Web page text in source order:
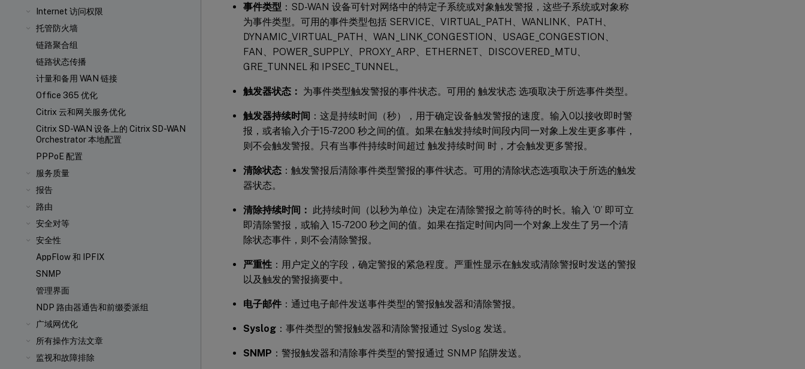
Internet 访问权限
托管防火墙
链路聚合组
链路状态传播
计量和备用 WAN 链接
Office 365 优化
Citrix 云和网关服务优化
Citrix SD-WAN 设备上的 Citrix SD-WAN
Orchestrator 本地配置
PPPoE 配置
服务质量
报告
路由
安全对等
安全性
AppFlow 和 IPFIX
SNMP
管理界面
NDP 路由器通告和前缀委派组
广域网优化
所有操作方法文章
监视和故障排除
事件类型 ：SD-WAN 设备可针对网络中的特定子系统或对象触发警报，这些子系统或对象称
为事件类型。可用的事件类型包括 SERVICE、VIRTUAL_PATH、WANLINK、PATH、
DYNAMIC_VIRTUAL_PATH、WAN_LINK_CONGESTION、USAGE_CONGESTION、
FAN、POWER_SUPPLY、PROXY_ARP、ETHERNET、DISCOVERED_MTU、
GRE_TUNNEL 和 IPSEC_TUNNEL。
触发器状态： 为事件类型触发警报的事件状态。可用的 触发状态 选项取决于所选事件类型。
触发器持续时间 ：这是持续时间（秒），用于确定设备触发警报的速度。输入0以接收即时警
报，或者输入介于15-7200 秒之间的值。如果在触发持续时间段内同一对象上发生更多事件，
则不会触发警报。只有当事件持续时间超过 触发持续时间 时，才会触发更多警报。
清除状态 ：触发警报后清除事件类型警报的事件状态。可用的清除状态选项取决于所选的触发
器状态。
清除持续时间： 此持续时间（以秒为单位）决定在清除警报之前等待的时长。输入 ‘0’ 即可立
即清除警报，或输入 15-7200 秒之间的值。如果在指定时间内同一个对象上发生了另一个清
除状态事件，则不会清除警报。
严重性 ：用户定义的字段，确定警报的紧急程度。严重性显示在触发或清除警报时发送的警报
以及触发的警报摘要中。
电子邮件 ：通过电子邮件发送事件类型的警报触发器和清除警报。
Syslog ：事件类型的警报触发器和清除警报通过 Syslog 发送。
SNMP ：警报触发器和清除事件类型的警报通过 SNMP 陷阱发送。